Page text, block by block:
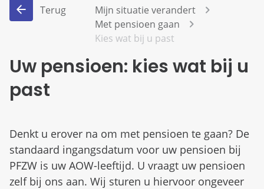
Terug
Mijn situatie verandert
Met pensioen gaan
Kies wat bij u past
Uw pensioen: kies wat bij u
past
Denkt u erover na om met pensioen te gaan? De
standaard ingangsdatum voor uw pensioen bij
PFZW is uw AOW-leeftijd. U vraagt uw pensioen
zelf bij ons aan. Wij sturen u hiervoor ongeveer